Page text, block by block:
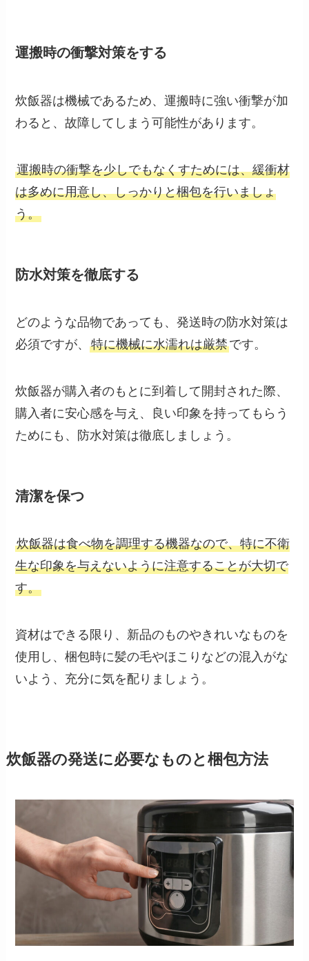
運搬時の衝撃対策をする
炊飯器は機械であるため、運搬時に強い衝撃が加
わると、故障してしまう可能性があります。
運搬時の衝撃を少しでもなくすためには、緩衝材
は多めに用意し、しっかりと梱包を行いましょ
う。
防水対策を徹底する
どのような品物であっても、発送時の防水対策は
必須ですが、特に機械に水濡れは厳禁です。
炊飯器が購入者のもとに到着して開封された際、
購入者に安心感を与え、良い印象を持ってもらう
ためにも、防水対策は徹底しましょう。
清潔を保つ
炊飯器は食べ物を調理する機器なので、特に不衛
生な印象を与えないように注意することが大切で
す。
資材はできる限り、新品のものやきれいなものを
使用し、梱包時に髪の毛やほこりなどの混入がな
いよう、充分に気を配りましょう。
炊飯器の発送に必要なものと梱包方法